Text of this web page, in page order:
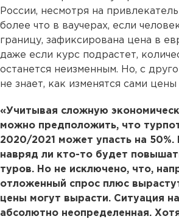
России, несмотря на
более что в ваучерах, если
границу, зафиксирована цена в
даже если курс подрастет,
останется неизменным. Но, с
не знает, как изменятся сами цены
«Учитывая сложную
можно предположить, что
2020/2021 может упасть на 50%.
навряд ли кто-то будет
туров. Но не исключено, что,
отложенный спрос плюс
цены могут вырасти. Ситуация
абсолютно неопределенная.